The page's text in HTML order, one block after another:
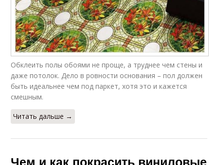
Обклеить полы обоями не проще, а труднее чем стены и
даже потолок. Дело в ровности основания – пол должен
быть идеальнее чем под паркет, хотя это и кажется
смешным.
Читать дальше →
Чем и как покрасить виниловые